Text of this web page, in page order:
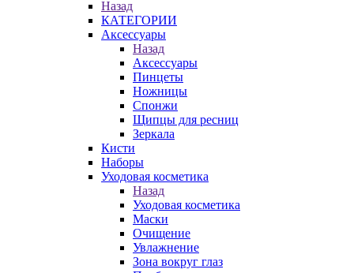
Назад
КАТЕГОРИИ
Аксессуары
Назад
Аксессуары
Пинцеты
Ножницы
Спонжи
Щипцы для ресниц
Зеркала
Кисти
Наборы
Уходовая косметика
Назад
Уходовая косметика
Маски
Очищение
Увлажнение
Зона вокруг глаз